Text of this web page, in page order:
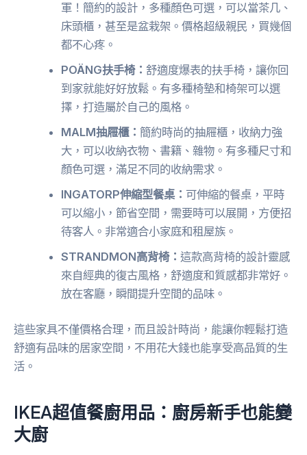
軍！簡約的設計，多種顏色可選，可以當茶几、
床頭櫃，甚至是盆栽架。價格超級親民，買幾個
都不心疼。
POÄNG扶手椅：舒適度爆表的扶手椅，讓你回
到家就能好好放鬆。有多種椅墊和椅架可以選
擇，打造屬於自己的風格。
MALM抽屜櫃： 簡約時尚的抽屜櫃，收納力強
大，可以收納衣物、書籍、雜物。有多種尺寸和
顏色可選，滿足不同的收納需求。
INGATORP伸縮型餐桌： 可伸縮的餐桌，平時
可以縮小，節省空間，需要時可以展開，方便招
待客人。非常適合小家庭和租屋族。
STRANDMON高背椅：這款高背椅的設計靈感
來自經典的復古風格，舒適度和質感都非常好。
放在客廳，瞬間提升空間的品味。
這些家具不僅價格合理，而且設計時尚，能讓你輕鬆打造
舒適有品味的居家空間，不用花大錢也能享受高品質的生
活。
IKEA超值餐廚用品：廚房新手也能變
大廚